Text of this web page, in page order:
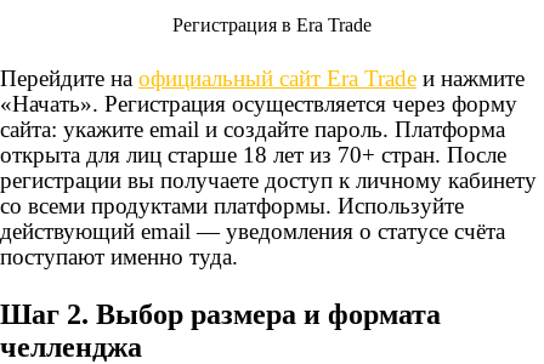
Регистрация в Era Trade
Перейдите на официальный сайт Era Trade и нажмите
«Начать». Регистрация осуществляется через форму
сайта: укажите email и создайте пароль. Платформа
открыта для лиц старше 18 лет из 70+ стран. После
регистрации вы получаете доступ к личному кабинету
со всеми продуктами платформы. Используйте
действующий email — уведомления о статусе счёта
поступают именно туда.
Шаг 2. Выбор размера и формата
челленджа